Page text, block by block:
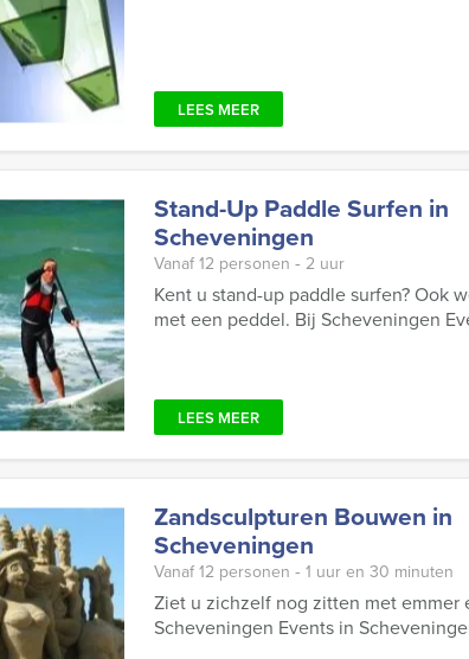
LEES MEER
Stand-Up Paddle Surfen in
Scheveningen
Vanaf 12 personen ‐ 2 uur
Kent u stand-up paddle surfen? Ook
met een peddel. Bij Scheveningen
LEES MEER
Zandsculpturen Bouwen in
Scheveningen
Vanaf 12 personen ‐ 1 uur en 30 minuten
Ziet u zichzelf nog zitten met emmer
Scheveningen Events in